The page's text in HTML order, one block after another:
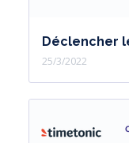
Déclencher
25/3/2022